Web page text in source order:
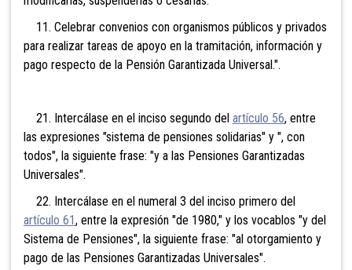
11. Celebrar convenios con organismos públicos y privados
para realizar tareas de apoyo en la tramitación, información y
pago respecto de la Pensión Garantizada Universal.".
21. Intercálase en el inciso segundo del artículo 56, entre
las expresiones "sistema de pensiones solidarias" y ", con
todos", la siguiente frase: "y a las Pensiones Garantizadas
Universales".
22. Intercálase en el numeral 3 del inciso primero del
artículo 61, entre la expresión "de 1980," y los vocablos "y del
Sistema de Pensiones", la siguiente frase: "al otorgamiento y
pago de las Pensiones Garantizadas Universales".